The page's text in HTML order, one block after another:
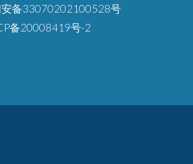
安备33070202100528号
备20008419号-2